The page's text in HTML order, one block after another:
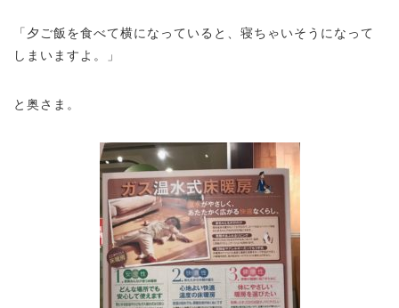
「夕ご飯を食べて横になっていると、寝ちゃいそうになって
しまいますよ。」
と奥さま。